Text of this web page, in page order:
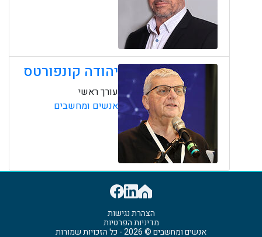
יהודה קונפורטס
עורך ראשי
אנשים ומחשבים
אנשים ומחשבים © 2026 - כל הזכויות שמורות
הצהרת נגישות
מדיניות הפרטיות